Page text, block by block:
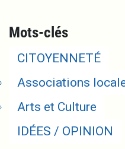
Mots-clés
CITOYENNETÉ
Associations
Arts et Culture
IDÉES / OPINION